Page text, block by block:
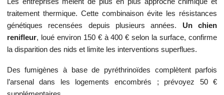
traitement thermique. Cette combinaison évite les résistances
génétiques recensées depuis plusieurs années. Un chien
renifleur, loué environ 150 € à 400 € selon la surface, confirme
la disparition des nids et limite les interventions superflues.
Des fumigènes à base de pyréthrinoïdes complètent parfois
l’arsenal dans les logements encombrés ; prévoyez 50 €